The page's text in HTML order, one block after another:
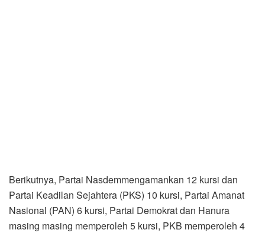
Berikutnya, Partai Nasdemmengamankan 12 kursi dan
Partai Keadilan Sejahtera (PKS) 10 kursi, Partai Amanat
Nasional (PAN) 6 kursi, Partai Demokrat dan Hanura
masing masing memperoleh 5 kursi, PKB memperoleh 4